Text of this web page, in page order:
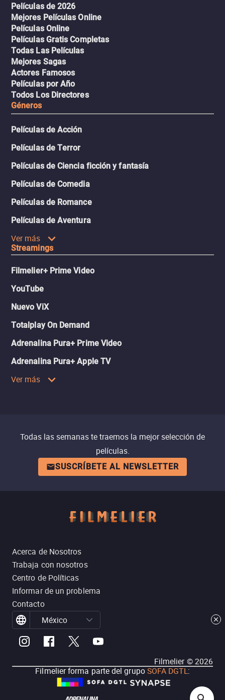
Películas de 2026
Mejores Películas Online
Películas Online
Películas Gratis Completas
Todas Las Películas
Mejores Sagas
Actores Famosos
Películas por Año
Todos Los Directores
Géneros
Películas de Acción
Películas de Terror
Películas de Ciencia ficción y fantasía
Películas de Comedia
Películas de Romance
Películas de Aventura
Ver más
Streamings
Filmelier+ Prime Video
YouTube
Nuevo ViX
Totalplay On Demand
Adrenalina Pura+ Prime Video
Adrenalina Pura+ Apple TV
Ver más
Todas las semanas te traemos la mejor selección de
películas.
SUSCRÍBETE AL NEWSLETTER
Acerca de Nosotros
Trabaja con nosotros
Centro de Políticas
Informar de un problema
Contacto
México
Filmelier ©2026
Filmelier forma parte del grupoSOFA DGTL: